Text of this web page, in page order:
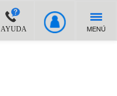
AYUDA MENÚ